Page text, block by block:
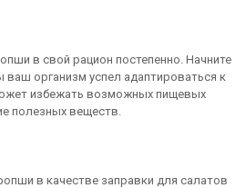
в свой рацион постепенно. Начните
ваш организм успел адаптироваться к
избежать возможных пищевых
полезных веществ.
в качестве заправки для салатов